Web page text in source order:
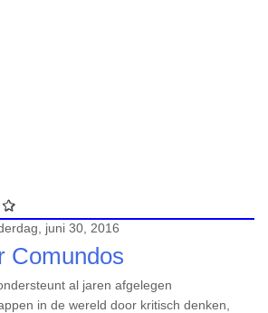
juni 30, 2016
Comundos
al jaren afgelegen
in de wereld door kritisch denken,